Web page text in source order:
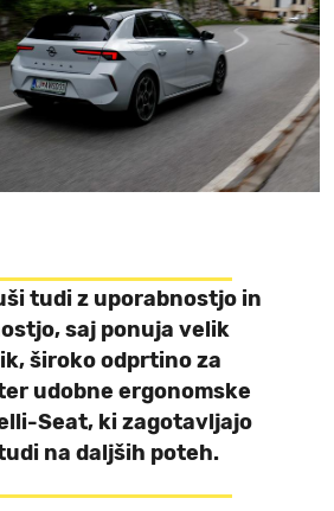
tudi z uporabnostjo in
saj ponuja velik
široko odprtino za
udobne ergonomske
Seat, ki zagotavljajo
na daljših poteh.